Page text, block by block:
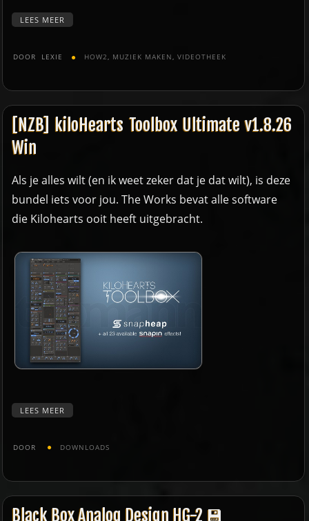
LEES MEER
DOOR LEXIE HOW2, MUZIEK MAKEN, VIDEOTHEEK
[NZB] kiloHearts Toolbox Ultimate v1.8.26
Win
Als je alles wilt (en ik weet zeker dat je dat wilt), is deze
bundel iets voor jou. The Works bevat alle software
die Kilohearts ooit heeft uitgebracht.
LEES MEER
DOOR DOWNLOADS
Black Box Analog Design HG-2 💾